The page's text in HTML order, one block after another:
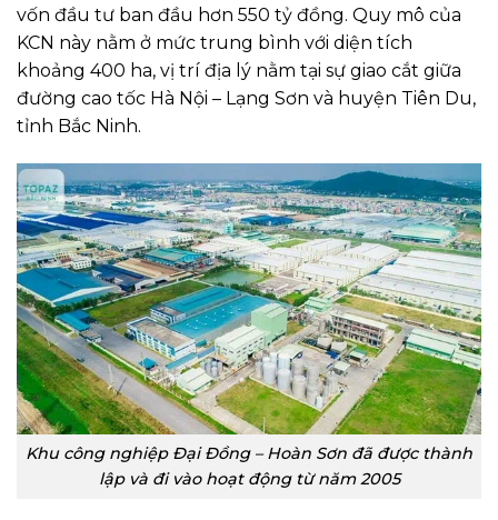
vốn đầu tư ban đầu hơn 550 tỷ đồng. Quy mô của
KCN này nằm ở mức trung bình với diện tích
khoảng 400 ha, vị trí địa lý nằm tại sự giao cắt giữa
đường cao tốc Hà Nội – Lạng Sơn và huyện Tiên Du,
tỉnh Bắc Ninh.
Khu công nghiệp Đại Đồng – Hoàn Sơn đã được thành
lập và đi vào hoạt động từ năm 2005